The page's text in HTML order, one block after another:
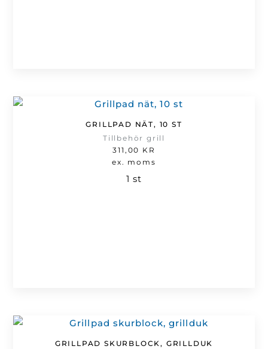
GRILLPAD NÄT, 10 ST
Tillbehör grill
311,00 KR
ex. moms
1 st
GRILLPAD SKURBLOCK, GRILLDUK